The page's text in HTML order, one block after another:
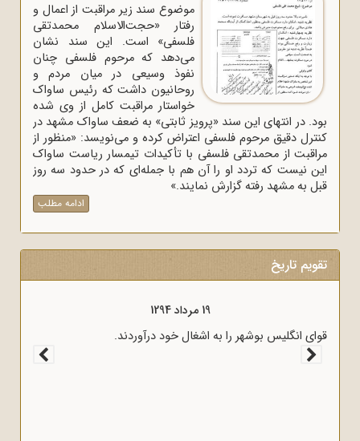
موضوع سند زیر مراقبت از اعمال و
رفتار «حجت‌الاسلام محمدتقی
فلسفی» است. این سند نشان
می‌دهد که مرحوم فلسفی چنان
نفوذ وسیعی در میان مردم و
روحانیون داشت که رئیس ساواک
خواستار مراقبت کامل از وی شده
بود. در انتهای این سند «پرویز ثابتی» به ضعف ساواک مشهد در
کنترل دقیق مرحوم فلسفی اعتراض کرده و می‌نویسد: «منظور از
مراقبت از محمدتقی فلسفی با تأکیدات تیمسار ریاست ساواک
این نیست که تردد او را آن هم با جمله‌ای که در حدود سه روز
قبل به مشهد رفته گزارش نمایند.»
ادامه مطلب
تقویم تاریخ
19 مرداد 1294
قوای انگلیس بوشهر را به اشغال خود درآوردند.